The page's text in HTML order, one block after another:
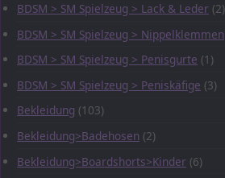
BDSM > SM Spielzeug > Lack & Leder (2)
BDSM > SM Spielzeug > Nippelklemmen
BDSM > SM Spielzeug > Penisgurte (1)
BDSM > SM Spielzeug > Peniskäfige (3)
Bekleidung (103)
Bekleidung>Badehosen (2)
Bekleidung>Boardshorts>Kinder (6)